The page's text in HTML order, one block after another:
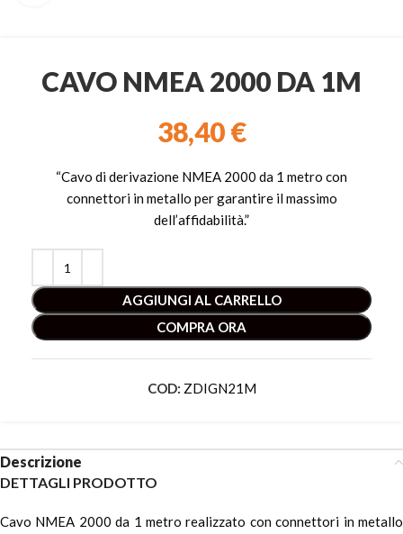
CAVO NMEA 2000 DA 1M
38,40€
“Cavo di derivazione NMEA 2000 da 1 metro con
connettori in metallo per garantire il massimo
dell’affidabilità.”
AGGIUNGI AL CARRELLO
COMPRA ORA
COD: ZDIGN21M
Descrizione
DETTAGLI PRODOTTO
Cavo NMEA 2000 da 1 metro realizzato con connettori in metallo